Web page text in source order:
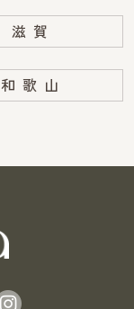
滋賀
和歌山